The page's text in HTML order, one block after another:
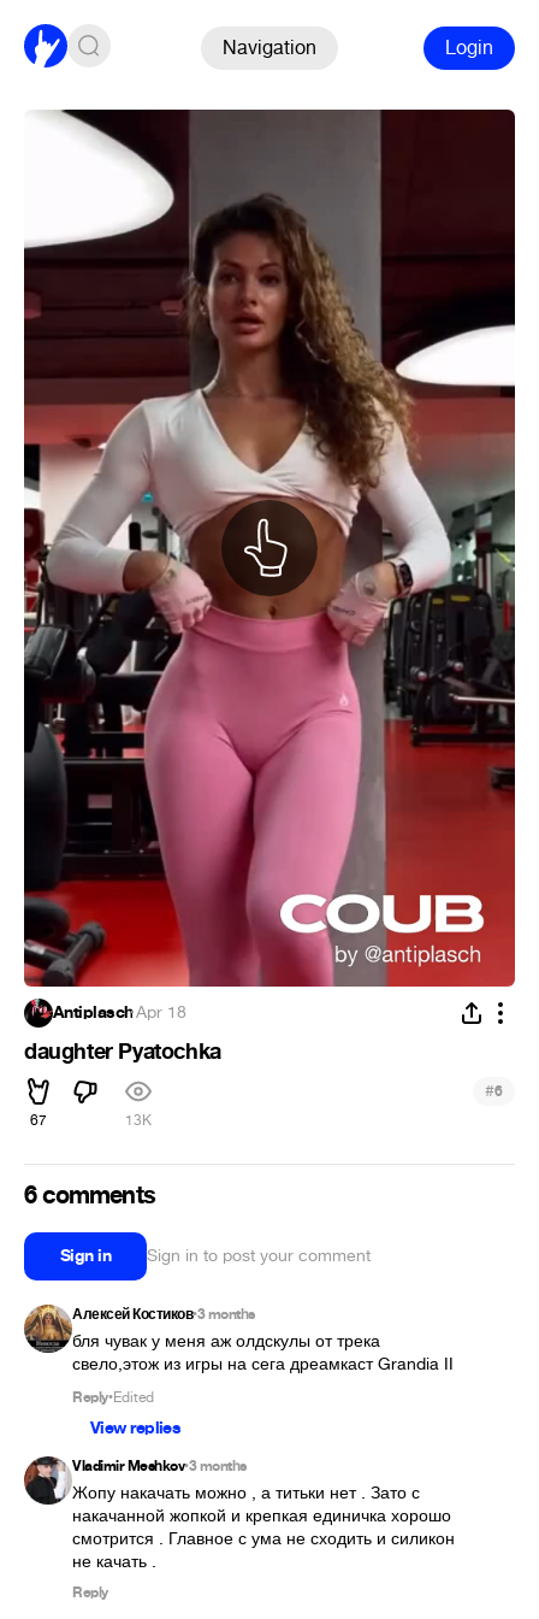
Navigation Login
Antiplasch·Apr 18
daughter Pyatochka
67 13K
#6
6 comments
Sign in Sign in to post your comment
Алексей Костиков•3 months
бля чувак у меня аж олдскулы от трека
свело,этож из игры на сега дреамкаст Grandia II
Reply•Edited
View replies
Vladimir Meshkov•3 months
Жопу накачать можно , а титьки нет . Зато с
накачанной жопкой и крепкая единичка хорошо
смотрится . Главное с ума не сходить и силикон
не качать .
Reply